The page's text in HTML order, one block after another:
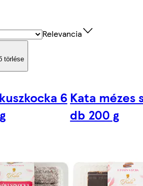
Relevancia
törlése
6 Kata mézes
db 200 g